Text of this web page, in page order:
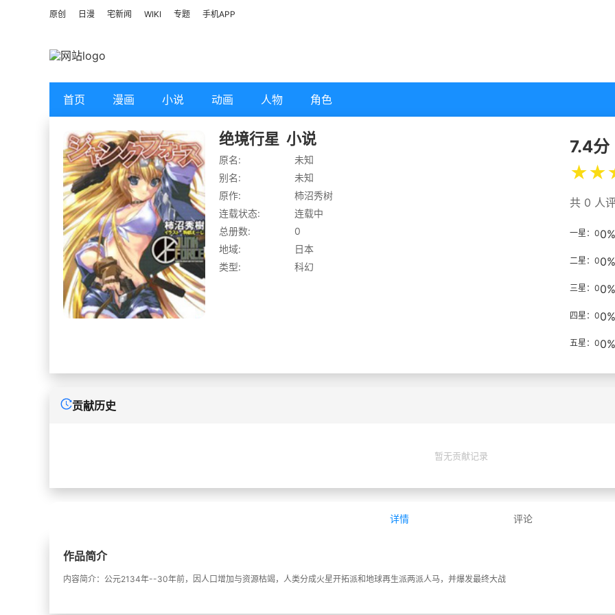
原创 日漫 宅新闻 WIKI 专题 手机APP
首页 漫画 小说 动画 人物 角色
绝境行星 小说
原名:
未知
别名:
未知
原作:
柿沼秀树
连载状态:
连载中
总册数:
0
地域:
日本
类型:
科幻
7.4分
★★
共 0 人
一星：00%
二星：00%
三星：00%
四星：00%
五星：00%
贡献历史
暂无贡献记录
详情 评论
作品简介
内容简介：公元2134年--30年前，因人口增加与资源枯竭，人类分成火星开拓派和地球再生派两派人马，并爆发最终大战